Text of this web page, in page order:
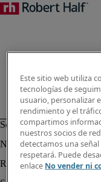
Este sitio web utiliza
tecnologías de
usuario, personalizar
rendimiento y el
compartimos
nuestros socios de
detectamos una
respetará. Puede
enlace No vender ni